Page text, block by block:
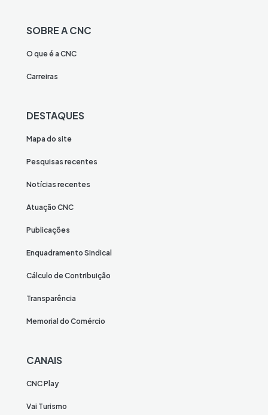
SOBRE A CNC
O que é a CNC
Carreiras
DESTAQUES
Mapa do site
Pesquisas recentes
Notícias recentes
Atuação CNC
Publicações
Enquadramento Sindical
Cálculo de Contribuição
Transparência
Memorial do Comércio
CANAIS
CNC Play
Vai Turismo